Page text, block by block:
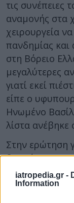
iatropedia.gr -
Information
τις συνέπειες
αναμονής στα
χειρουργεία
πανδημίας και
στη Βόρειο
μεγαλύτερες
γιατί εκεί
είπε ο
Ηνωμένο
λίστα ανέβηκε
Στην ερώτηση
δωρεάν και το
Μάριος
ανάλογα με το